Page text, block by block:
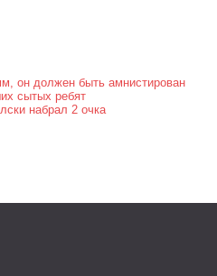
он должен быть амнистирован
сытых ребят
набрал 2 очка